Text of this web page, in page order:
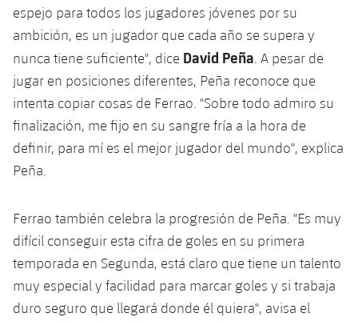
espejo para todos los jugadores jóvenes por su
ambición, es un jugador que cada año se supera y
nunca tiene suficiente", dice David Peña . A pesar de
jugar en posiciones diferentes, Peña reconoce que
intenta copiar cosas de Ferrao. "Sobre todo admiro su
finalización, me fijo en su sangre fría a la hora de
definir, para mí es el mejor jugador del mundo", explica
Peña.
Ferrao también celebra la progresión de Peña. "Es muy
difícil conseguir esta cifra de goles en su primera
temporada en Segunda, está claro que tiene un talento
muy especial y facilidad para marcar goles y si trabaja
duro seguro que llegará donde él quiera", avisa el